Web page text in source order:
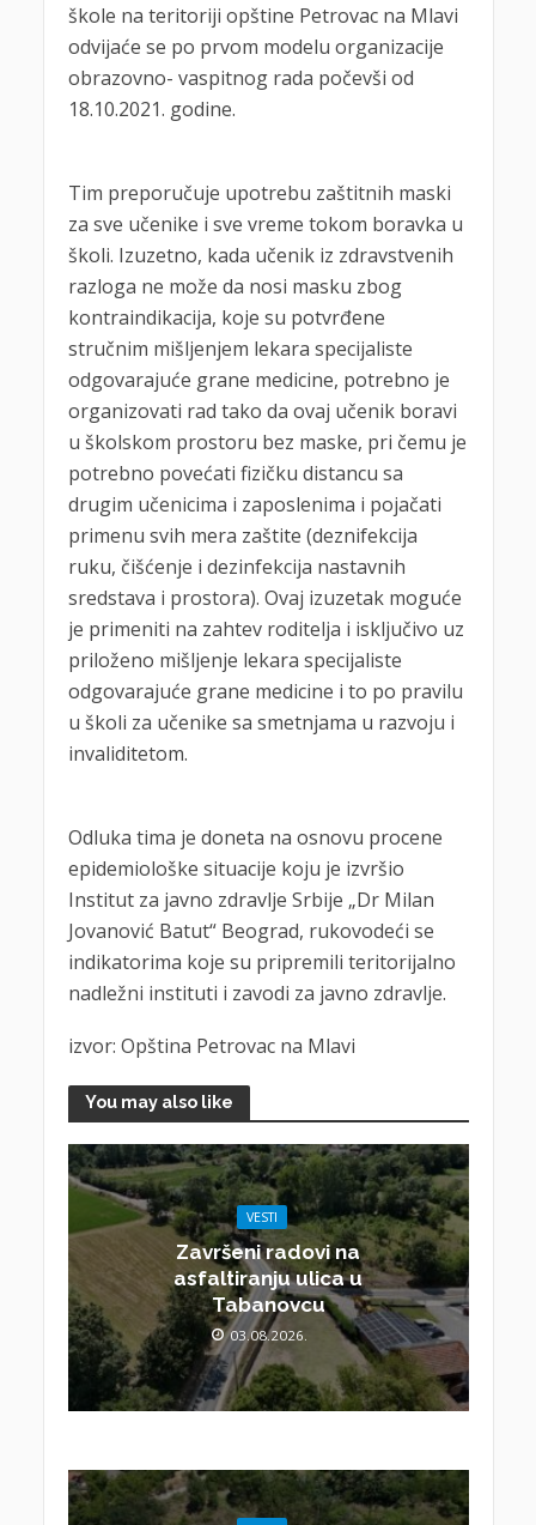
škole na teritoriji opštine Petrovac na Mlavi
odvijaće se po prvom modelu organizacije
obrazovno- vaspitnog rada počevši od
18.10.2021. godine.
Tim preporučuje upotrebu zaštitnih maski
za sve učenike i sve vreme tokom boravka u
školi. Izuzetno, kada učenik iz zdravstvenih
razloga ne može da nosi masku zbog
kontraindikacija, koje su potvrđene
stručnim mišljenjem lekara specijaliste
odgovarajuće grane medicine, potrebno je
organizovati rad tako da ovaj učenik boravi
u školskom prostoru bez maske, pri čemu je
potrebno povećati fizičku distancu sa
drugim učenicima i zaposlenima i pojačati
primenu svih mera zaštite (deznifekcija
ruku, čišćenje i dezinfekcija nastavnih
sredstava i prostora). Ovaj izuzetak moguće
je primeniti na zahtev roditelja i isključivo uz
priloženo mišljenje lekara specijaliste
odgovarajuće grane medicine i to po pravilu
u školi za učenike sa smetnjama u razvoju i
invaliditetom.
Odluka tima je doneta na osnovu procene
epidemiološke situacije koju je izvršio
Institut za javno zdravlje Srbije „Dr Milan
Jovanović Batut“ Beograd, rukovodeći se
indikatorima koje su pripremili teritorijalno
nadležni instituti i zavodi za javno zdravlje.
izvor: Opština Petrovac na Mlavi
You may also like
VESTI
Završeni radovi na
asfaltiranju ulica u
Tabanovcu
03.08.2026.